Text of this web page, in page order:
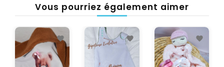
Vous pourriez également aimer